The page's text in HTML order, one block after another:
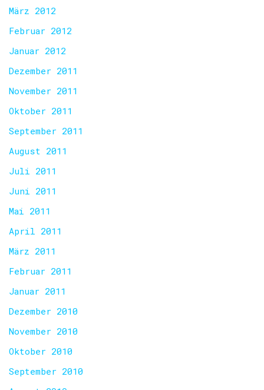
März 2012
Februar 2012
Januar 2012
Dezember 2011
November 2011
Oktober 2011
September 2011
August 2011
Juli 2011
Juni 2011
Mai 2011
April 2011
März 2011
Februar 2011
Januar 2011
Dezember 2010
November 2010
Oktober 2010
September 2010